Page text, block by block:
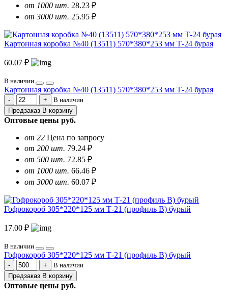
от 1000 шт. 28.23 ₽
от 3000 шт. 25.95 ₽
Картонная коробка №40 (13511) 570*380*253 мм Т-24 бурая
60.07 ₽
В наличии
Картонная коробка №40 (13511) 570*380*253 мм Т-24 бурая
В наличии
Предзаказ В корзину
Оптовые цены руб.
от 22 Цена по запросу
от 200 шт. 79.24 ₽
от 500 шт. 72.85 ₽
от 1000 шт. 66.46 ₽
от 3000 шт. 60.07 ₽
Гофрокороб 305*220*125 мм Т-21 (профиль B) бурый
17.00 ₽
В наличии
Гофрокороб 305*220*125 мм Т-21 (профиль B) бурый
В наличии
Предзаказ В корзину
Оптовые цены руб.